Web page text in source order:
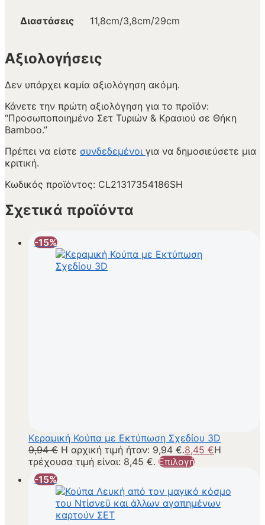
Διαστάσεις 11,8cm/3,8cm/29cm
Αξιολογήσεις
Δεν υπάρχει καμία αξιολόγηση ακόμη.
Κάνετε την πρώτη αξιολόγηση για το προϊόν:
“Προσωποποιημένο Σετ Τυριών & Κρασιού σε Θήκη
Bamboo.”
Πρέπει να είστε συνδεδεμένοι για να δημοσιεύσετε μια
κριτική.
Κωδικός προϊόντος: CL21317354186SH
Σχετικά προϊόντα
-15%
Κεραμική Κούπα με Εκτύπωση Σχεδίου 3D
9,94€ Η αρχική τιμή ήταν: 9,94 €.8,45 €Η
τρέχουσα τιμή είναι: 8,45 €. Επιλογή
-15%